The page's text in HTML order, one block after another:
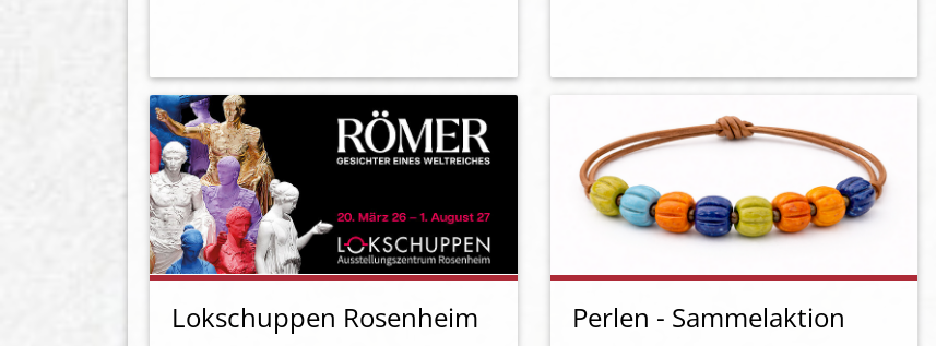
Lokschuppen Rosenheim Perlen - Sammelaktion